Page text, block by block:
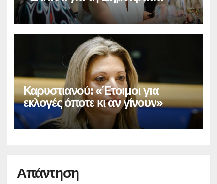
Καρυστιανού: «Έτοιμοι για
εκλογές όποτε κι αν γίνουν»
Απάντηση